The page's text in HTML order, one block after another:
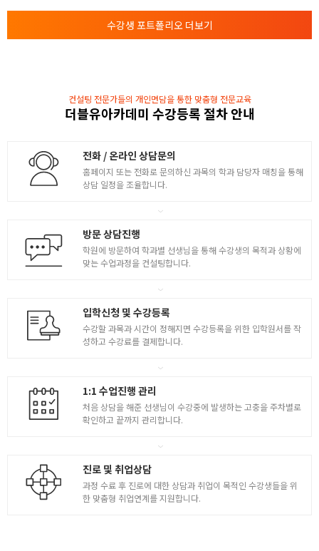
4
구조체와 모듈화
- 구조체의 이해 및 자기참조 구조체와 LinkedList
수강생 포트폴리오 더보기
컨설팅 전문가들의 개인면담을 통한 맞춤형 전문교육
더블유아카데미 수강등록 절차 안내
전화 / 온라인 상담문의
홈페이지 또는 전화로 문의하신 과목의 학과 담당자 매칭을 통해
상담 일정을 조율합니다.
방문 상담진행
학원에 방문하여 학과별 선생님을 통해 수강생의 목적과 상황에
맞는 수업과정을 컨설팅합니다.
입학신청 및 수강등록
수강할 과목과 시간이 정해지면 수강등록을 위한 입학원서를 작
성하고 수강료를 결제합니다.
1:1 수업진행 관리
처음 상담을 해준 선생님이 수강중에 발생하는 고충을 주차별로
확인하고 끝까지 관리합니다.
진로 및 취업상담
과정 수료 후 진로에 대한 상담과 취업이 목적인 수강생들을 위
한 맞춤형 취업연계를 지원합니다.